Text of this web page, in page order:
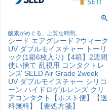
酸素がめぐる、上質な時間。
シード エアグレード 2ウィーク
UV ダブルモイスチャー トーリ
ック(1箱6枚入り)【4箱】2週間
使い捨て 乱視用 コンタクトレ
ンズ SEED Air Grade 2week
UV ダブルモイスチャー シリコ
ーン ハイドロゲルレンズ クリ
アコンタクト【ポスト便】【送
料無料】【要処方箋】